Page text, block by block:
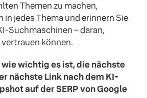
Themen zu machen,
in jedes Thema und erinnern Sie
Suchmaschinen – daran,
können.
wie wichtig es ist, die nächste
nächste Link nach dem KI-
auf der SERP von Google